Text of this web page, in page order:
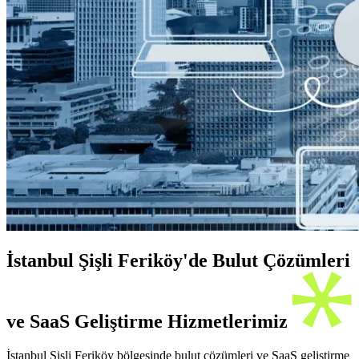
İstanbul Şişli Feriköy'de Bulut Çözümleri
ve SaaS Geliştirme Hizmetlerimiz
İstanbul Şişli Feriköy bölgesinde bulut çözümleri ve SaaS geliştirme